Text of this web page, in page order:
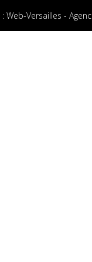
: Web-Versailles -